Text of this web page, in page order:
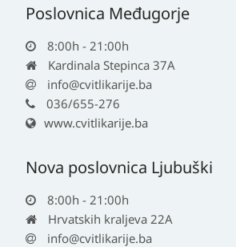
Poslovnica Međugorje
8:00h - 21:00h
Kardinala Stepinca 37A
info@cvitlikarije.ba
036/655-276
www.cvitlikarije.ba
Nova poslovnica Ljubuški
8:00h - 21:00h
Hrvatskih kraljeva 22A
info@cvitlikarije.ba